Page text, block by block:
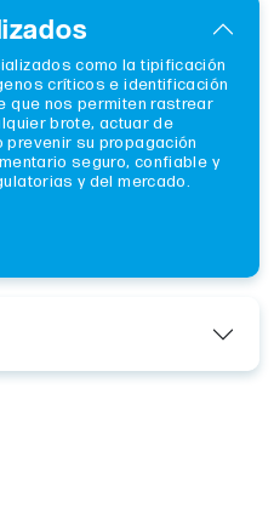
como la tipificación
críticos e identificación
que nos permiten rastrear
brote, actuar de
prevenir su propagación
seguro, confiable y
y del mercado.